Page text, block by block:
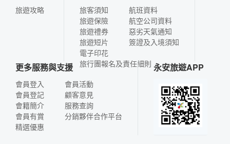
旅遊攻略
旅客須知
旅遊保險
旅遊禮券
旅遊短片
電子印花
航班資料
航空公司資料
惡劣天氣通知
簽證及入境須知
旅行團報名及責任細則
更多服務與支援
會員登入
會員登記
會籍簡介
會員有賞
精選優惠
會員活動
顧客意見
服務查詢
分銷夥伴合作平台
永安旅遊APP